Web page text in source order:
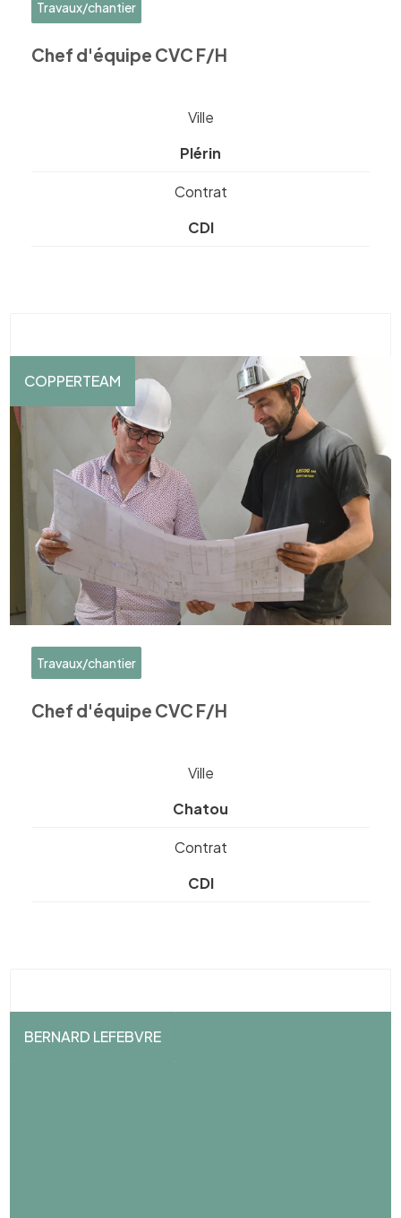
Travaux/chantier
Chef d'équipe CVC F/H
Ville
Plérin
Contrat
CDI
COPPERTEAM
Travaux/chantier
Chef d'équipe CVC F/H
Ville
Chatou
Contrat
CDI
BERNARD LEFEBVRE